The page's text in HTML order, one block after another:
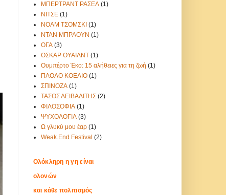
ΜΠΕΡΤΡΑΝΤ ΡΑΣΕΛ (1)
ΝΙΤΣΕ (1)
ΝΟΑΜ ΤΣΟΜΣΚΙ (1)
ΝΤΑΝ ΜΠΡΑΟΥΝ (1)
ΟΓΑ (3)
ΟΣΚΑΡ ΟΥΑΙΛΝΤ (1)
Ουμπέρτο Έκο: 15 αλήθειες για τη ζωή (1)
ΠΑΟΛΟ ΚΟΕΛΙΟ (1)
ΣΠΙΝΟΖΑ (1)
ΤΑΣΟΣ ΛΕΙΒΑΔΙΤΗΣ (2)
ΦΙΛΟΣΟΦΙΑ (1)
ΨΥΧΟΛΟΓΙΑ (3)
Ω γλυκύ μου έαρ (1)
Weak.End Festival (2)
Ολόκληρη η γη είναι
ολονών
και κάθε πολιτισμός